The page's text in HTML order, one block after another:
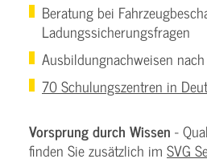
Beratung bei
Ladungssicherungsfragen
Ausbildungnachweisen
70 Schulungszentren in
Vorsprung durch Wissen -
finden Sie zusätzlich im SVG